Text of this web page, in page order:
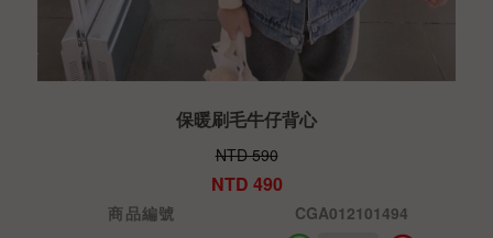
保暖刷毛牛仔背心
NTD 590
NTD 490
商品編號
CGA012101494